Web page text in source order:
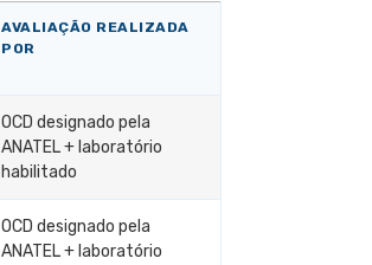
AVALIAÇÃO REALIZADA
POR
OCD designado pela
ANATEL + laboratório
habilitado
OCD designado pela
ANATEL + laboratório